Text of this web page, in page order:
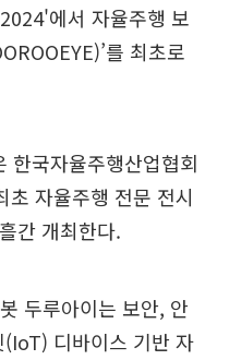
에서 자율주행 보
를 최초로
한국자율주행산업협회
초 자율주행 전문 전시
간 개최한다.
두루아이는 보안, 안
디바이스 기반 자